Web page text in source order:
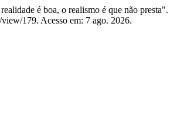
é boa, o realismo é que não presta".
179. Acesso em: 7 ago. 2026.